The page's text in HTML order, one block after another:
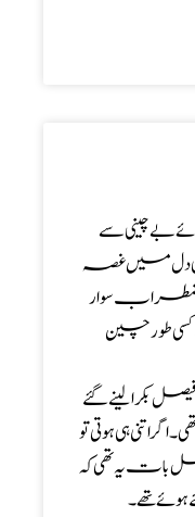
بے چینی سے
دل میں غصہ
اضطراب سوار
کسی طور چین
بکرا لینے گئے
اتنی ہی ہوتی تو
اصل بات یہ تھی کہ
ہوئے تھے ۔